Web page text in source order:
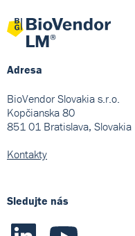
Adresa
BioVendor Slovakia s.r.o.
Kopčianska 80
851 01 Bratislava, Slovakia
Kontakty
Sledujte nás